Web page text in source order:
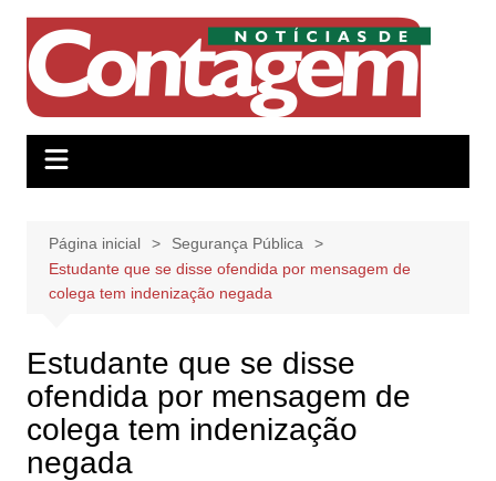
conteúdo
Página inicial
Segurança Pública
Estudante que se disse ofendida por mensagem de
colega tem indenização negada
Estudante que se disse
ofendida por mensagem de
colega tem indenização
negada